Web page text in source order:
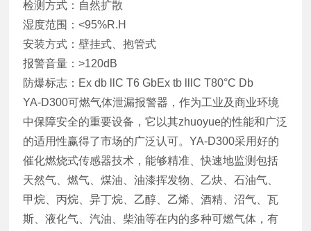
检测方式：自然扩散
湿度范围：<95%R.H
安装方式：壁挂式、抱管式
报警音量：>120dB
防爆标志：Ex db llC T6 GbEx tb lllC T80°C Db
YA-D300可燃气体泄漏报警器，作为工业及商业环境
中保障安全的重要设备，它以其zhuoyue的性能和广泛
的适用性赢得了市场的广泛认可。YA-D300采用好的
催化燃烧式传感器技术，能够精准、快速地监测包括
天然气、燃气、煤油、油漆挥发物、乙炔、石油气、
甲烷、丙烷、异丁烷、乙醇、乙烯、酒精、沼气、瓦
斯、液化气、汽油、柴油等在内的多种可燃气体，有